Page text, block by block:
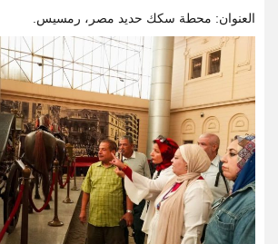
العنوان: محطة سكك حديد مصر، رمسيس.